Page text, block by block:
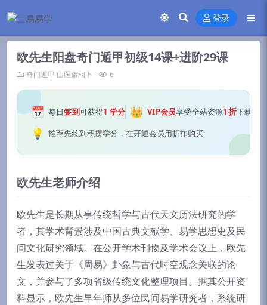
登录
欧先生阳盘奇门遁甲初级14课+进阶29课
奇门遁甲 山医命相卜 6
📅 每日签到可获得1 学分 👑 VIP会员享受全站资源1折下载
💡 推荐先签到积攒学分，在开通会员用折扣购买
欧先生老师介绍
欧先生是长期从事传统哲学与古代天文历法研究的学
者，其学术背景涉及中国古典文献学、易学思想史及民
间文化研究领域。在公开学术刊物及学术会议上，欧先
生发表过关于《周易》卦象与古代时空观念关联的论
文，并参与了多项省级传统文化整理项目。据其公开资
料显示，欧先生早年师从多位民间易学研究者，系统研